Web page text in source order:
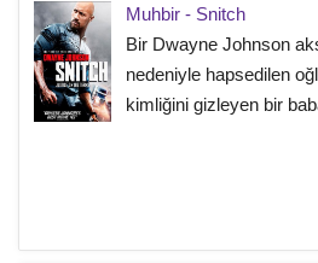
Muhbir - Snitch
Bir Dwayne Johnson
nedeniyle hapsedilen
kimliğini gizleyen bir